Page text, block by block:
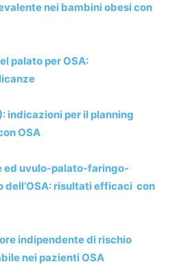
nei bambini obesi con
palato per OSA:
indicazioni per il planning
OSA
ed uvulo-palato-faringo-
risultati efficaci con
indipendente di rischio
nei pazienti OSA